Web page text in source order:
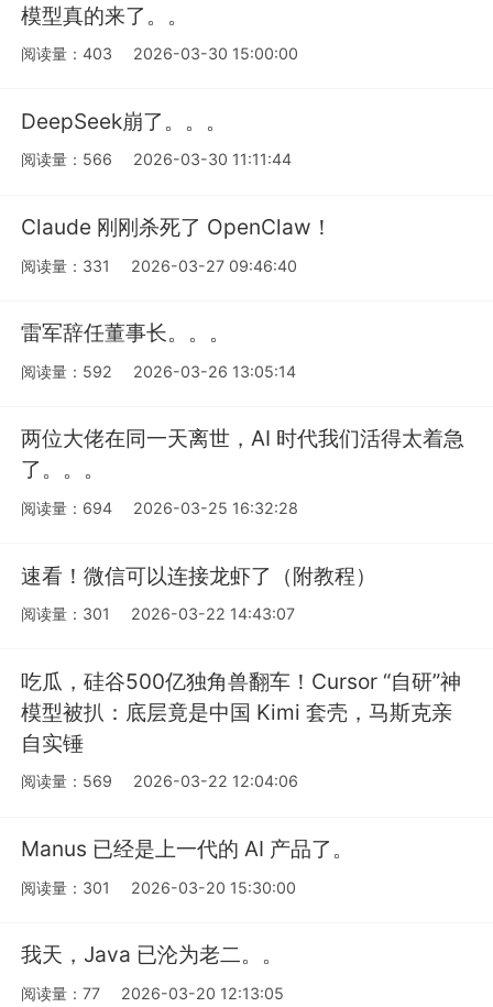
模型真的来了。。
阅读量：403 2026-03-30 15:00:00
DeepSeek崩了。。。
阅读量：566 2026-03-30 11:11:44
Claude 刚刚杀死了 OpenClaw！
阅读量：331 2026-03-27 09:46:40
雷军辞任董事长。。。
阅读量：592 2026-03-26 13:05:14
两位大佬在同一天离世，AI 时代我们活得太着急
了。。。
阅读量：694 2026-03-25 16:32:28
速看！微信可以连接龙虾了（附教程）
阅读量：301 2026-03-22 14:43:07
吃瓜，硅谷500亿独角兽翻车！Cursor “自研”神
模型被扒：底层竟是中国 Kimi 套壳，马斯克亲
自实锤
阅读量：569 2026-03-22 12:04:06
Manus 已经是上一代的 AI 产品了。
阅读量：301 2026-03-20 15:30:00
我天，Java 已沦为老二。。
阅读量：77 2026-03-20 12:13:05